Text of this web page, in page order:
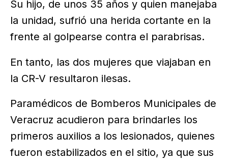
Su hijo, de unos 35 años y quien manejaba
la unidad, sufrió una herida cortante en la
frente al golpearse contra el parabrisas.
En tanto, las dos mujeres que viajaban en
la CR-V resultaron ilesas.
Paramédicos de Bomberos Municipales de
Veracruz acudieron para brindarles los
primeros auxilios a los lesionados, quienes
fueron estabilizados en el sitio, ya que sus